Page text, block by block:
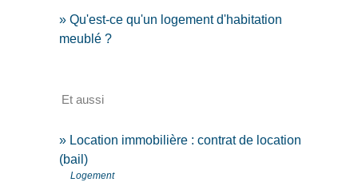
Qu'est-ce qu'un logement d'habitation
meublé ?
Et aussi
Location immobilière : contrat de location
(bail)
Logement